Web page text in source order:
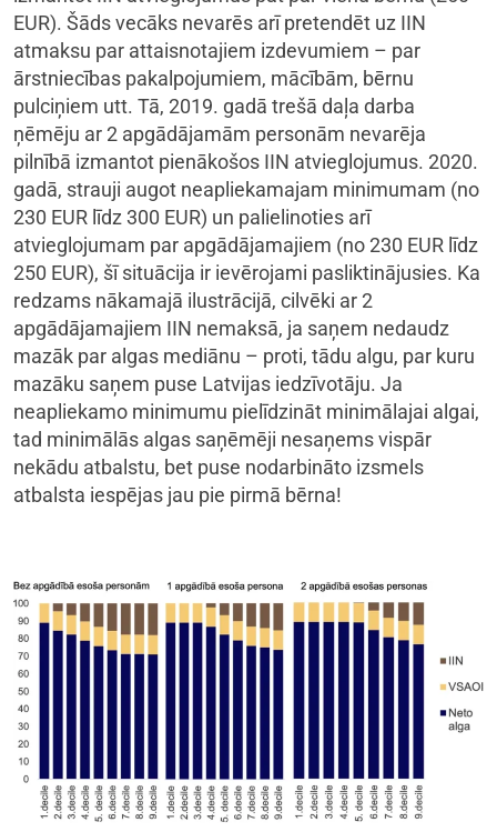
EUR). Šāds vecāks nevarēs arī pretendēt uz IIN
atmaksu par attaisnotajiem izdevumiem – par
ārstniecības pakalpojumiem, mācībām, bērnu
pulciņiem utt. Tā, 2019. gadā trešā daļa darba
ņēmēju ar 2 apgādājamām personām nevarēja
pilnībā izmantot pienākošos IIN atvieglojumus. 2020.
gadā, strauji augot neapliekamajam minimumam (no
230 EUR līdz 300 EUR) un palielinoties arī
atvieglojumam par apgādājamajiem (no 230 EUR līdz
250 EUR), šī situācija ir ievērojami pasliktinājusies. Ka
redzams nākamajā ilustrācijā, cilvēki ar 2
apgādājamajiem IIN nemaksā, ja saņem nedaudz
mazāk par algas mediānu – proti, tādu algu, par kuru
mazāku saņem puse Latvijas iedzīvotāju. Ja
neapliekamo minimumu pielīdzināt minimālajai algai,
tad minimālās algas saņēmēji nesaņems vispār
nekādu atbalstu, bet puse nodarbināto izsmels
atbalsta iespējas jau pie pirmā bērna!